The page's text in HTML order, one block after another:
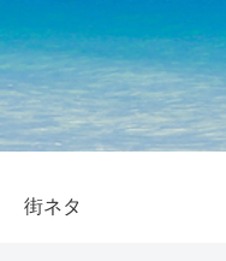
街ネタ